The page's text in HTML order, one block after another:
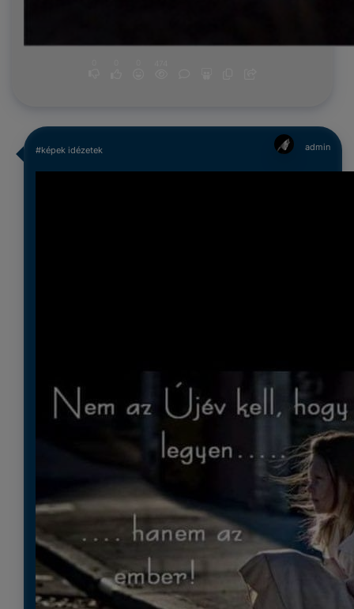
#képek idézetek admin